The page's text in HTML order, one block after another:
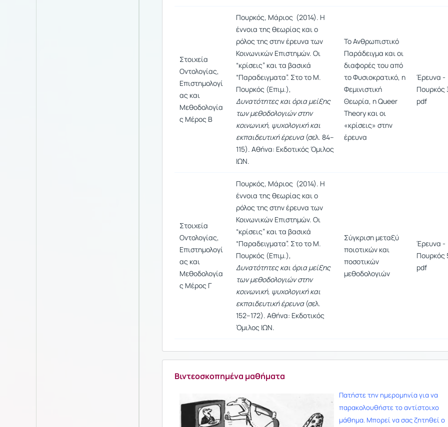
Στοιχεία
Οντολογίας,
Επιστημολογί
ας και
Μεθοδολογία
ς Μέρος Β
Πουρκός, Μάριος (2014). Η
έννοια της θεωρίας και ο
ρόλος της στην έρευνα των
Κοινωνικών Επιστημών. Οι
“κρίσεις” και τα βασικά
“Παραδειγματα”. Στο το Μ.
Πουρκός (Επιμ.),
Δυνατότητες και όρια μείξης
των μεθοδολογιών στην
κοινωνική, ψυχολογική και
εκπαιδευτική έρευνα (σελ. 84–
115). Αθήνα: Εκδοτικός Όμιλος
ΙΩΝ.
Το Ανθρωπιστικό
Παράδειγμα και οι
διαφορές του από
το Φυσιοκρατικό, η
Φεμινιστική
Θεωρία, η Queer
Theory και οι
«κρίσεις» στην
έρευνα
Έρευνα -
Πουρκός
pdf
Στοιχεία
Οντολογίας,
Επιστημολογί
ας και
Μεθοδολογία
ς Μέρος Γ
Πουρκός, Μάριος (2014). Η
έννοια της θεωρίας και ο
ρόλος της στην έρευνα των
Κοινωνικών Επιστημών. Οι
“κρίσεις” και τα βασικά
“Παραδειγματα”. Στο το Μ.
Πουρκός (Επιμ.),
Δυνατότητες και όρια μείξης
των μεθοδολογιών στην
κοινωνική, ψυχολογική και
εκπαιδευτική έρευνα (σελ.
152–172). Αθήνα: Εκδοτικός
Όμιλος ΙΩΝ.
Σύγκριση μεταξύ
ποιοτικών και
ποσοτικών
μεθοδολογιών
Έρευνα -
Πουρκός
pdf
Βιντεοσκοπημένα μαθήματα
Πατήστε την ημερομηνία για να
παρακολουθήστε το αντίστοιχο
μάθημα. Μπορεί να σας ζητηθεί ο